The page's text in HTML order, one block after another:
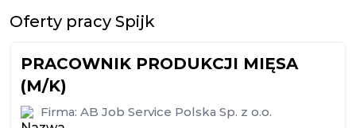
Oferty pracy Spijk
PRACOWNIK PRODUKCJI MIĘSA
(M/K)
Firma: AB Job Service Polska Sp. z o.o.